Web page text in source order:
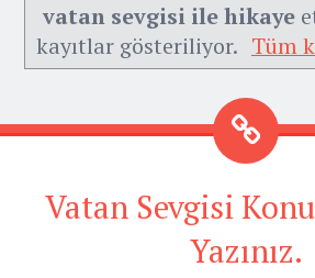
vatan sevgisi ile hikaye
kayıtlar gösteriliyor. Tüm
Vatan Sevgisi
Yazınız.